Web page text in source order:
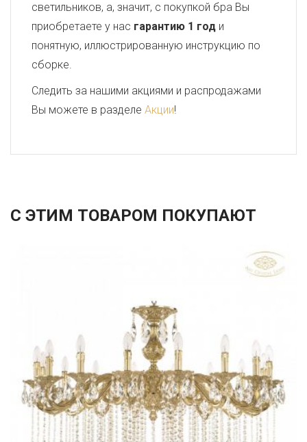
светильников, а, значит, с покупкой бра Вы
приобретаете у нас гарантию 1 год и
понятную, иллюстрированную инструкцию по
сборке.
Следить за нашими акциями и распродажами
Вы можете в разделе Акции!
С ЭТИМ ТОВАРОМ ПОКУПАЮТ